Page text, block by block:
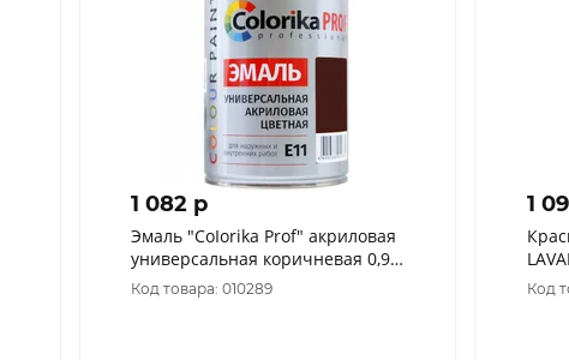
1 082 p
Эмаль "CoIorika Prof" акриловая
универсальная коричневая 0,9л
Е-11
Код товара: 010289
1
Код